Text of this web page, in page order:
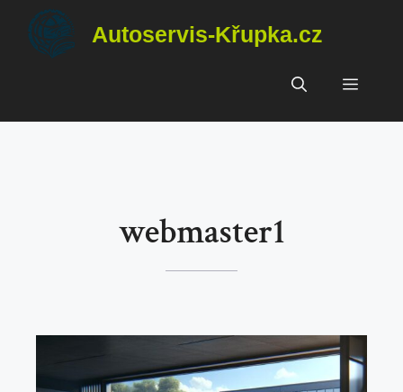
Přeskočit
obsah
Autoservis-Křupka.cz
Menu
webmaster1